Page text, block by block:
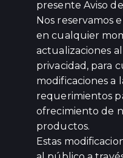
presente Aviso
Nos reservamos
en cualquier
actualizaciones
privacidad, para
modificaciones a
requerimientos
ofrecimiento de
productos.
Estas